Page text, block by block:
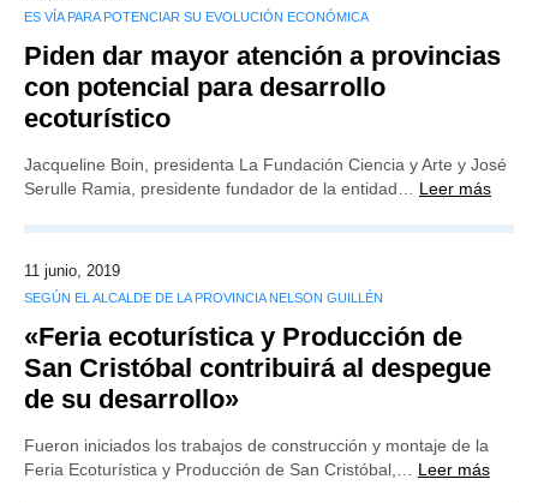
ES VÍA PARA POTENCIAR SU EVOLUCIÓN ECONÓMICA
Piden dar mayor atención a provincias
con potencial para desarrollo
ecoturístico
Jacqueline Boin, presidenta La Fundación Ciencia y Arte y José
Serulle Ramia, presidente fundador de la entidad… Leer más
11 junio, 2019
SEGÚN EL ALCALDE DE LA PROVINCIA NELSON GUILLÉN
«Feria ecoturística y Producción de
San Cristóbal contribuirá al despegue
de su desarrollo»
Fueron iniciados los trabajos de construcción y montaje de la
Feria Ecoturística y Producción de San Cristóbal,… Leer más